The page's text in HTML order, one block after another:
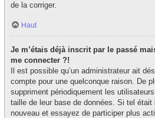
de la corriger.
Haut
Je m’étais déjà inscrit par le passé
me connecter ?!
Il est possible qu’un administrateur ait
compte pour une quelconque raison. De
suppriment périodiquement les
taille de leur base de données. Si tel
nouveau et essayez de participer plus